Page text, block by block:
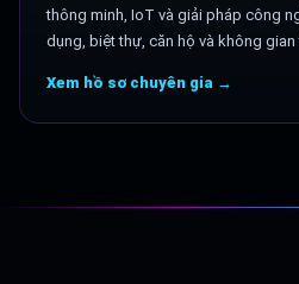
thông minh, IoT và giải pháp công
dụng, biệt thự, căn hộ và không
Xem hồ sơ chuyên gia →